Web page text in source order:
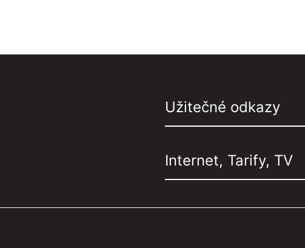
Užitečné odkazy
Internet, Tarify, TV